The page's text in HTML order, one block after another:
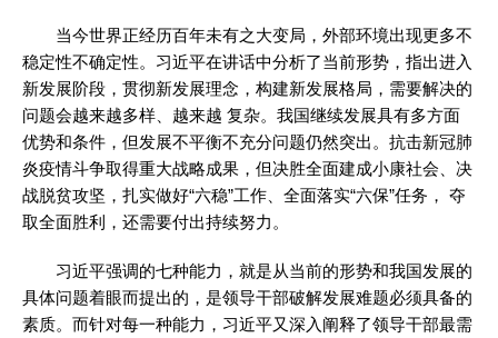
当今世界正经历百年未有之大变局，外部环境出现更多不
稳定性不确定性。习近平在讲话中分析了当前形势，指出进入
新发展阶段，贯彻新发展理念，构建新发展格局，需要解决的
问题会越来越多样、越来越 复杂。我国继续发展具有多方面
优势和条件，但发展不平衡不充分问题仍然突出。抗击新冠肺
炎疫情斗争取得重大战略成果，但决胜全面建成小康社会、决
战脱贫攻坚，扎实做好“六稳”工作、全面落实“六保”任务， 夺
取全面胜利，还需要付出持续努力。
习近平强调的七种能力，就是从当前的形势和我国发展的
具体问题着眼而提出的，是领导干部破解发展难题必须具备的
素质。而针对每一种能力，习近平又深入阐释了领导干部最需